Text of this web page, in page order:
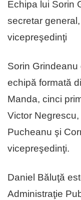
Echipa lui Sorin
secretar
vicepreşedinţi
Sorin
echipă formată
Manda, cinci
Victor
Pucheanu şi
vicepreşedinţi.
Daniel Băluţă
Administraţie